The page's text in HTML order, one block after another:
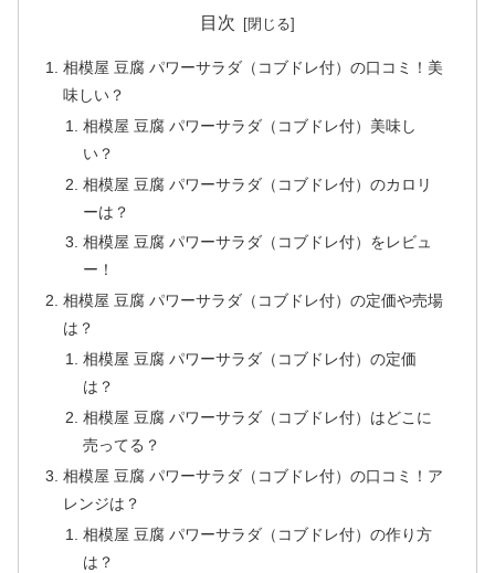
目次
相模屋 豆腐 パワーサラダ（コブドレ付）の口コミ！美
味しい？
相模屋 豆腐 パワーサラダ（コブドレ付）美味し
い？
相模屋 豆腐 パワーサラダ（コブドレ付）のカロリ
ーは？
相模屋 豆腐 パワーサラダ（コブドレ付）をレビュ
ー！
相模屋 豆腐 パワーサラダ（コブドレ付）の定価や売場
は？
相模屋 豆腐 パワーサラダ（コブドレ付）の定価
は？
相模屋 豆腐 パワーサラダ（コブドレ付）はどこに
売ってる？
相模屋 豆腐 パワーサラダ（コブドレ付）の口コミ！ア
レンジは？
相模屋 豆腐 パワーサラダ（コブドレ付）の作り方
は？